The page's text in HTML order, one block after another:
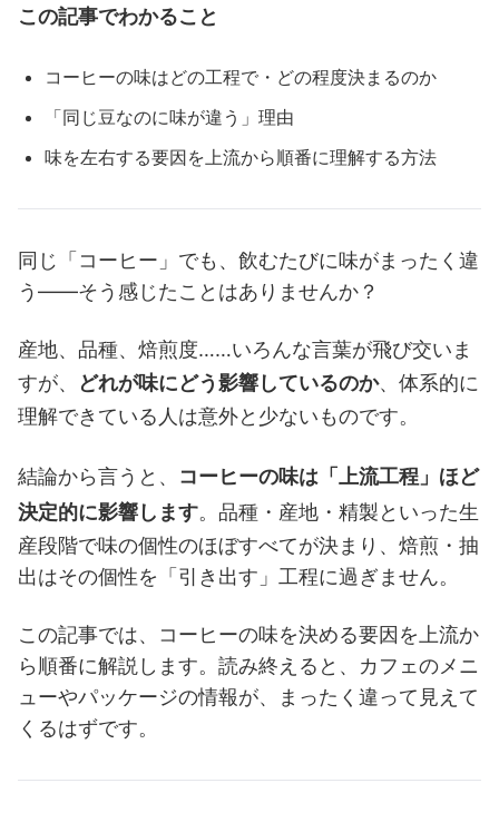
この記事でわかること
コーヒーの味はどの工程で・どの程度決まるのか
「同じ豆なのに味が違う」理由
味を左右する要因を上流から順番に理解する方法
同じ「コーヒー」でも、飲むたびに味がまったく違
う——そう感じたことはありませんか？
産地、品種、焙煎度……いろんな言葉が飛び交いま
すが、
どれが味にどう影響しているのか、体系的に
理解できている人は意外と少ないものです。
結論から言うと、 コーヒーの味は「上流工程」ほど
決定的に影響します。品種・産地・精製といった生
産段階で味の個性のほぼすべてが決まり、焙煎・抽
出はその個性を「引き出す」工程に過ぎません。
この記事では、コーヒーの味を決める要因を上流か
ら順番に解説します。読み終えると、カフェのメニ
ューやパッケージの情報が、まったく違って見えて
くるはずです。